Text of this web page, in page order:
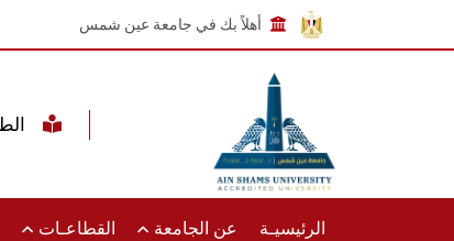
أهلاً بك في جامعة عين شمس
الرئيسيـة عن الجامعة القطاعـات